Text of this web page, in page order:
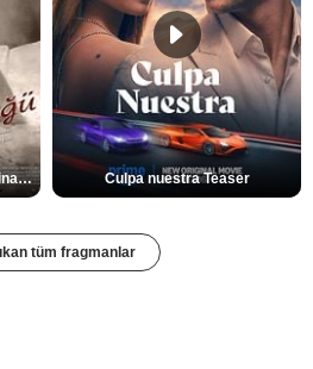
Bir Kadının Seks Günlüğü Orijinal Fragman Culpa nuestra Teaser
tüm fragmanlar